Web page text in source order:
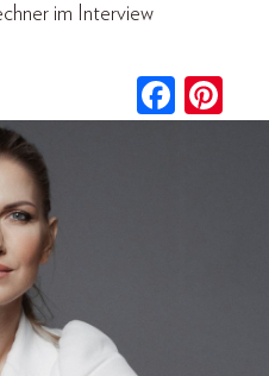
im Interview